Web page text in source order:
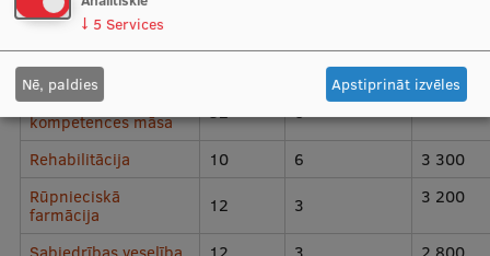
Mākslas terapija
Māszinības
2 800
Paplašinātās
kompetences māsa
32 0 -
Rehabilitācija 10 6
3 300
Rūpnieciskā
farmācija
12 3 3 200
↓ 5 Services
Nē, paldies Apstiprināt izvēles